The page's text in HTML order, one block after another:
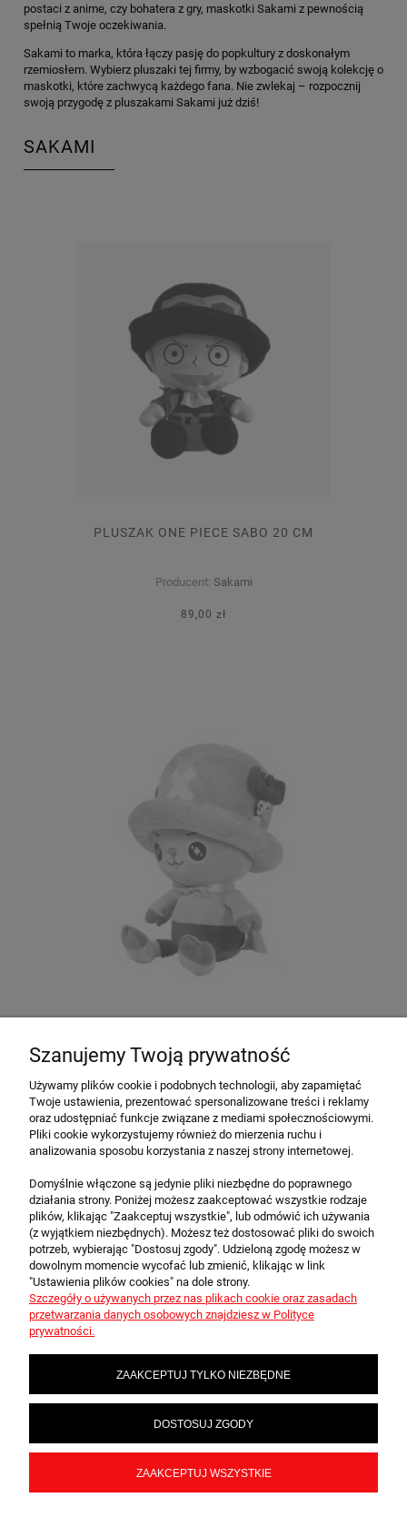
postaci z anime, czy bohatera z gry, maskotki Sakami z pewnością
spełnią Twoje oczekiwania.
Sakami to marka, która łączy pasję do popkultury z doskonałym
rzemiosłem. Wybierz pluszaki tej firmy, by wzbogacić swoją kolekcję o
maskotki, które zachwycą każdego fana. Nie zwlekaj – rozpocznij
swoją przygodę z pluszakami Sakami już dziś!
SAKAMI
PLUSZAK ONE PIECE SABO 20 CM
Producent: Sakami
89,00 zł
99,00 zł
O FIRMIE
OBSŁUGA KLIENTA
MOJE KONTO
Szanujemy Twoją prywatność
Używamy plików cookie i podobnych technologii, aby zapamiętać
Twoje ustawienia, prezentować spersonalizowane treści i reklamy
oraz udostępniać funkcje związane z mediami społecznościowymi.
Pliki cookie wykorzystujemy również do mierzenia ruchu i
analizowania sposobu korzystania z naszej strony internetowej.
Domyślnie włączone są jedynie pliki niezbędne do poprawnego
działania strony. Poniżej możesz zaakceptować wszystkie rodzaje
plików, klikając "Zaakceptuj wszystkie", lub odmówić ich używania
(z wyjątkiem niezbędnych). Możesz też dostosować pliki do swoich
potrzeb, wybierając "Dostosuj zgody". Udzieloną zgodę możesz w
dowolnym momencie wycofać lub zmienić, klikając w link
"Ustawienia plików cookies" na dole strony.
Szczegóły o używanych przez nas plikach cookie oraz zasadach
przetwarzania danych osobowych znajdziesz w Polityce
prywatności.
ZAAKCEPTUJ TYLKO NIEZBĘDNE
DOSTOSUJ ZGODY
ZAAKCEPTUJ WSZYSTKIE